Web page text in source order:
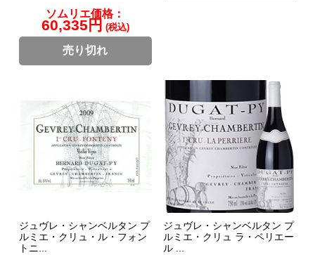
ソムリエ価格：
60,335円 (税込)
売り切れ
ジュヴレ・シャンベルタン プ
ルミエ・クリュ・ル・フォン
トニ...
ジュヴレ・シャンベルタン プ
ルミエ・クリュ ラ・ペリエー
ル ...